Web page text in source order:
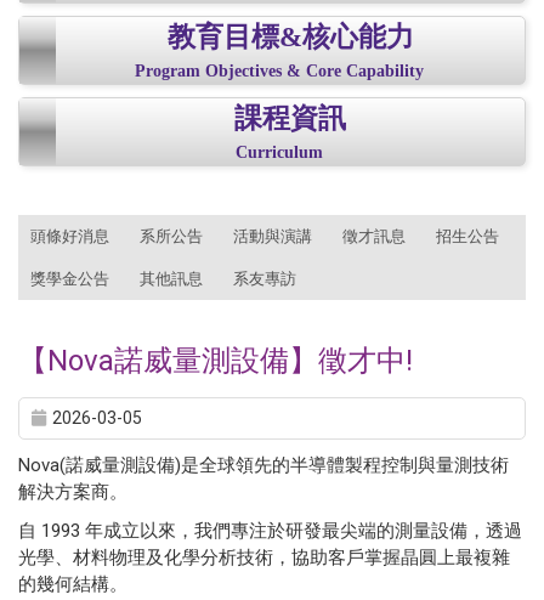
教育目標&核心能力
Program Objectives & Core Capability
課程資訊
Curriculum
頭條好消息 系所公告 活動與演講 徵才訊息 招生公告
獎學金公告 其他訊息 系友專訪
【Nova諾威量測設備】徵才中!
2026-03-05
Nova(諾威量測設備)是全球領先的半導體製程控制與量測技術
解決方案商。
自 1993 年成立以來，我們專注於研發最尖端的測量設備，透過
光學、材料物理及化學分析技術，協助客戶掌握晶圓上最複雜
的幾何結構。